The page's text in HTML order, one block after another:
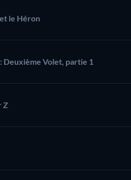
le Héron
Deuxième Volet, partie 1
Z